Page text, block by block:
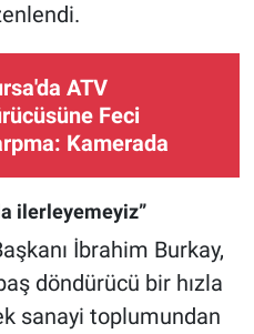
ATV
Feci
Kamerada
ilerleyemeyiz”
İbrahim Burkay,
döndürücü bir hızla
sanayi toplumundan